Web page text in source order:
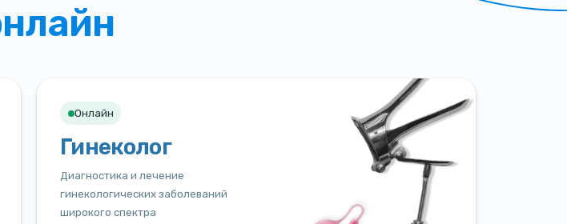
Онлайн
Гинеколог
Диагностика и лечение
гинекологических заболеваний
широкого спектра